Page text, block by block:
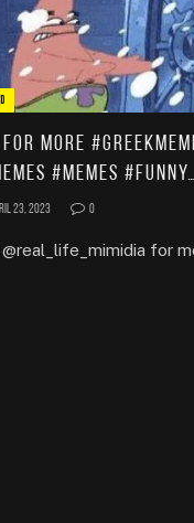
for more
#memes #funny…
23, 2023 0
@real_life_mimidia for